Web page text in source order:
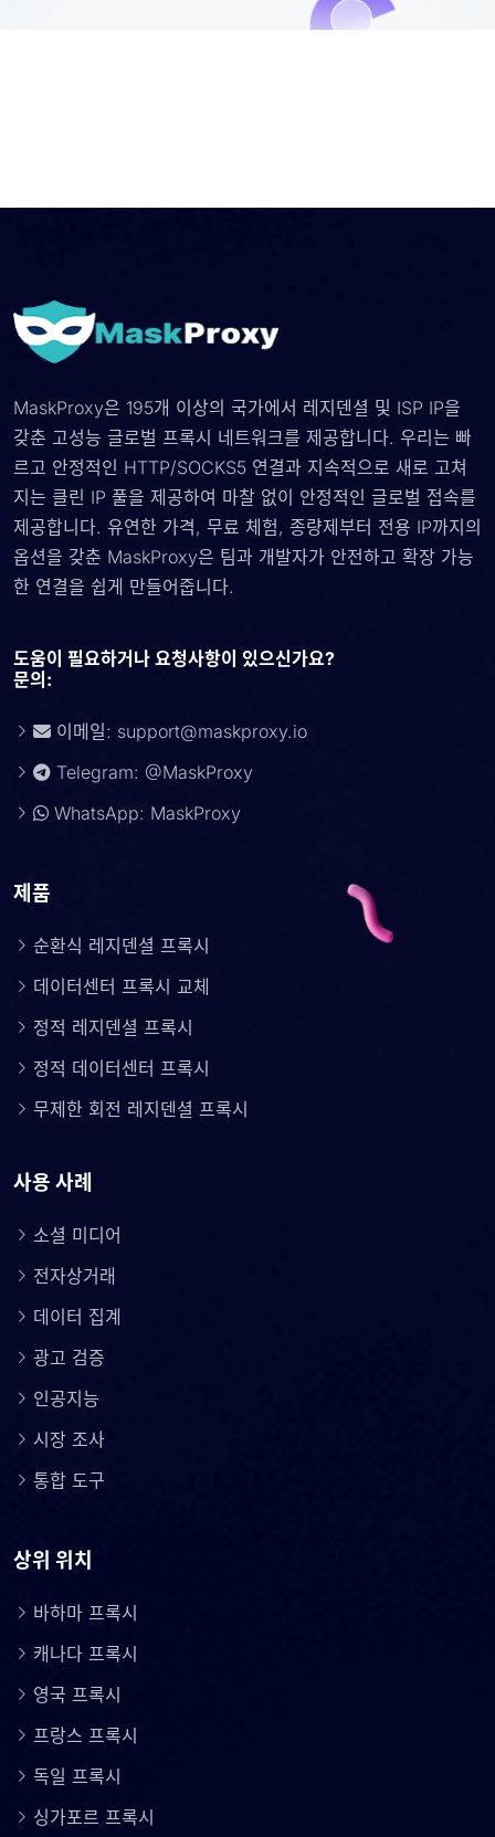
MaskProxy은 195개 이상의 국가에서 레지덴셜 및 ISP IP을
갖춘 고성능 글로벌 프록시 네트워크를 제공합니다. 우리는 빠
르고 안정적인 HTTP/SOCKS5 연결과 지속적으로 새로 고쳐
지는 클린 IP 풀을 제공하여 마찰 없이 안정적인 글로벌 접속를
제공합니다. 유연한 가격, 무료 체험, 종량제부터 전용 IP까지의
옵션을 갖춘 MaskProxy은 팀과 개발자가 안전하고 확장 가능
한 연결을 쉽게 만들어줍니다.
도움이 필요하거나 요청사항이 있으신가요?
문의:
이메일: support@maskproxy.io
Telegram: @MaskProxy
WhatsApp: MaskProxy
제품
순환식 레지덴셜 프록시
데이터센터 프록시 교체
정적 레지덴셜 프록시
정적 데이터센터 프록시
무제한 회전 레지덴셜 프록시
사용 사례
소셜 미디어
전자상거래
데이터 집계
광고 검증
인공지능
시장 조사
통합 도구
상위 위치
바하마 프록시
캐나다 프록시
영국 프록시
프랑스 프록시
독일 프록시
싱가포르 프록시